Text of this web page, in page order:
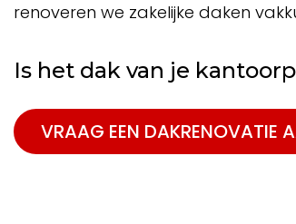
renoveren we zakelijke daken
Is het dak van je
VRAAG EEN DAKRENOVATIE